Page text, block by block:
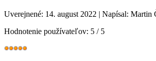
Uverejnené: 14. august 2022 | Napísal: Martin
Hodnotenie používateľov: 5 / 5